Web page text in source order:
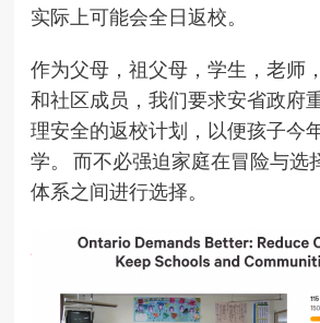
实际上可能会全日返校。
作为父母，祖父母，学生，老师
和社区成员，我们要求安省政府
理安全的返校计划，以便孩子今
学。 而不必强迫家庭在冒险与选
体系之间进行选择。